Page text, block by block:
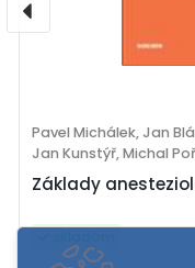
Základy
Pavel Michálek, Jan
Jan Kunstýř, Michal